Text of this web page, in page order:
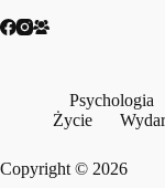
Psychologia
Życie
Copyright © 2026